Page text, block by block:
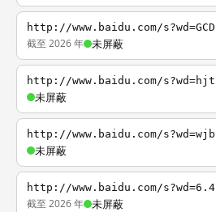
http://www.baidu.com/s?wd=GCD
截至 2026 年 未屏蔽
http://www.baidu.com/s?wd=hjt
未屏蔽
http://www.baidu.com/s?wd=wjb
未屏蔽
http://www.baidu.com/s?wd=6.4
截至 2026 年 未屏蔽